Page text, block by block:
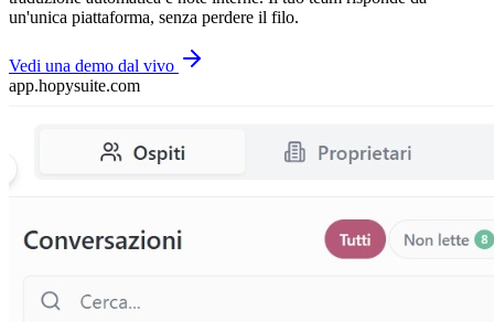
un'unica piattaforma, senza perdere il filo.
Vedi una demo dal vivo
app.hopysuite.com